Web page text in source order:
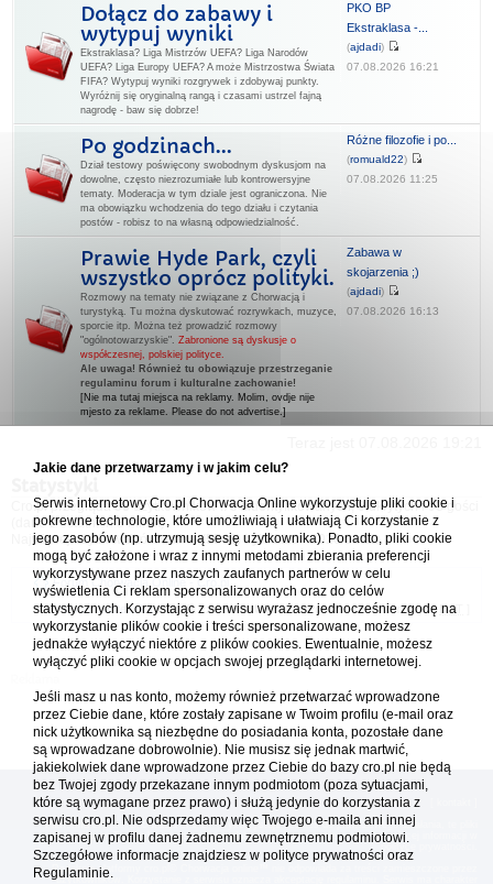
Dołącz do zabawy i
wytypuj wyniki
Ekstraklasa? Liga Mistrzów UEFA? Liga Narodów
UEFA? Liga Europy UEFA? A może Mistrzostwa Świata
FIFA? Wytypuj wyniki rozgrywek i zdobywaj punkty.
Wyróżnij się oryginalną rangą i czasami ustrzel fajną
nagrodę - baw się dobrze!
PKO BP
Ekstraklasa -...
(ajdadi)
07.08.2026 16:21
Po godzinach...
Dział testowy poświęcony swobodnym dyskusjom na
dowolne, często niezrozumiałe lub kontrowersyjne
tematy. Moderacja w tym dziale jest ograniczona. Nie
ma obowiązku wchodzenia do tego działu i czytania
postów - robisz to na własną odpowiedzialność.
Różne filozofie i po...
(romuald22)
07.08.2026 11:25
Prawie Hyde Park, czyli
wszystko oprócz polityki.
Rozmowy na tematy nie związane z Chorwacją i
turystyką. Tu można dyskutować rozrywkach, muzyce,
sporcie itp. Można też prowadzić rozmowy
"ogólnotowarzyskie". Zabronione są dyskusje o
współczesnej, polskiej polityce.
Ale uwaga! Również tu obowiązuje przestrzeganie
regulaminu forum i kulturalne zachowanie!
[Nie ma tutaj miejsca na reklamy. Molim, ovdje nije
mjesto za reklame. Please do not advertise.]
Zabawa w
skojarzenia ;)
(ajdadi)
07.08.2026 16:13
Cro.pl przegląda98użytkowników :: 5 zidentyfikowanych, 0 ukrytych i 93 gości
(dane z ostatnich 3 minut)
Najwięcej użytkowników online ( 5542) było 21.04.2026 01:12
Forum Chorwacja Online - Cro.pl
Usuń ciasteczka• Strefa czasowa: UTC + 1 (Polska - czas zimowy) [ DST
[reklama ] [
Platforma cro.pl© Chorwacja online™ wykorzystuje cookies do prawidłowego działania, te pliki
gromadzą na Twoim komputerze dane ułatwiające korzystanie z serwisu; więcej informacji w
Redakcja platformy cro.pl© Chorwacja online™ nie odpowiada za treści zamieszczone przez
użytkowników. Korzystanie z serwisu oznacza akceptację regulaminu. Serwis ma charakter
Jakie dane przetwarzamy i w jakim celu?
Serwis internetowy Cro.pl Chorwacja Online wykorzystuje pliki cookie i
pokrewne technologie, które umożliwiają i ułatwiają Ci korzystanie z
jego zasobów (np. utrzymują sesję użytkownika). Ponadto, pliki cookie
mogą być założone i wraz z innymi metodami zbierania preferencji
wykorzystywane przez naszych zaufanych partnerów w celu
wyświetlenia Ci reklam spersonalizowanych oraz do celów
statystycznych. Korzystając z serwisu wyrażasz jednocześnie zgodę na
wykorzystanie plików cookie i treści spersonalizowane, możesz
jednakże wyłączyć niektóre z plików cookies. Ewentualnie, możesz
wyłączyć pliki cookie w opcjach swojej przeglądarki internetowej.
Jeśli masz u nas konto, możemy również przetwarzać wprowadzone
przez Ciebie dane, które zostały zapisane w Twoim profilu (e-mail oraz
nick użytkownika są niezbędne do posiadania konta, pozostałe dane
są wprowadzane dobrowolnie). Nie musisz się jednak martwić,
jakiekolwiek dane wprowadzone przez Ciebie do bazy cro.pl nie będą
bez Twojej zgody przekazane innym podmiotom (poza sytuacjami,
które są wymagane przez prawo) i służą jedynie do korzystania z
serwisu cro.pl. Nie odsprzedamy więc Twojego e-maila ani innej
zapisanej w profilu danej żadnemu zewnętrznemu podmiotowi.
Szczegółowe informacje znajdziesz w polityce prywatności oraz
Regulaminie.